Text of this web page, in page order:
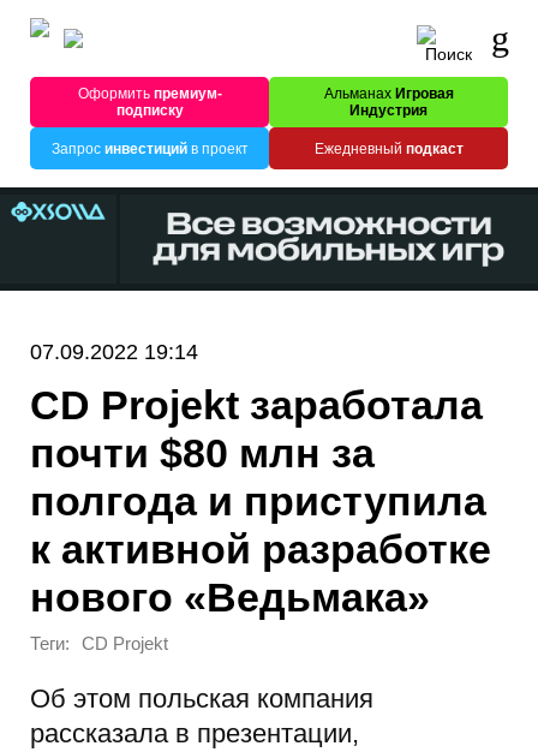
Оформитьпремиум-
подписку
Альманах Игровая
Индустрия
Запрос инвестицийв проект Ежедневный подкаст
07.09.2022 19:14
CD Projekt заработала
почти $80 млн за
полгода и приступила
к активной разработке
нового «Ведьмака»
Теги: CD Projekt
Об этом польская компания
рассказала в презентации,